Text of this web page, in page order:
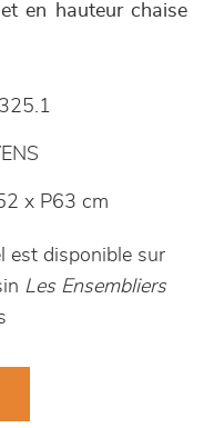
en hauteur chaise
x P63 cm
est disponible sur
Les Ensembliers